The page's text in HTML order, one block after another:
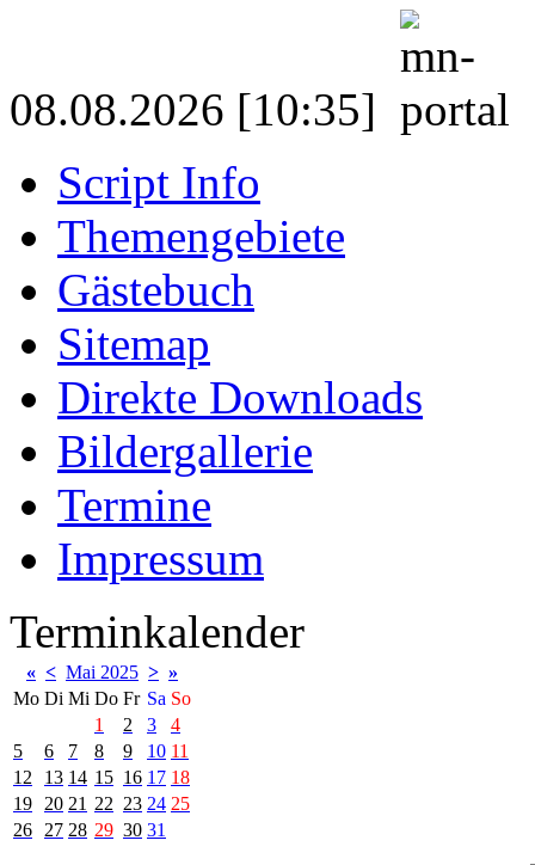
08.08.2026 [10:35]
Script Info
Themengebiete
Gästebuch
Sitemap
Direkte Downloads
Bildergallerie
Termine
Impressum
Terminkalender
« < Mai 2025 > »
Mo Di Mi Do Fr Sa So
1
2 3
4
5
6 7 8 9 10 11
12
13 14 15 16 17 18
19
20 21 22 23 24 25
26
27 28 29 30 31